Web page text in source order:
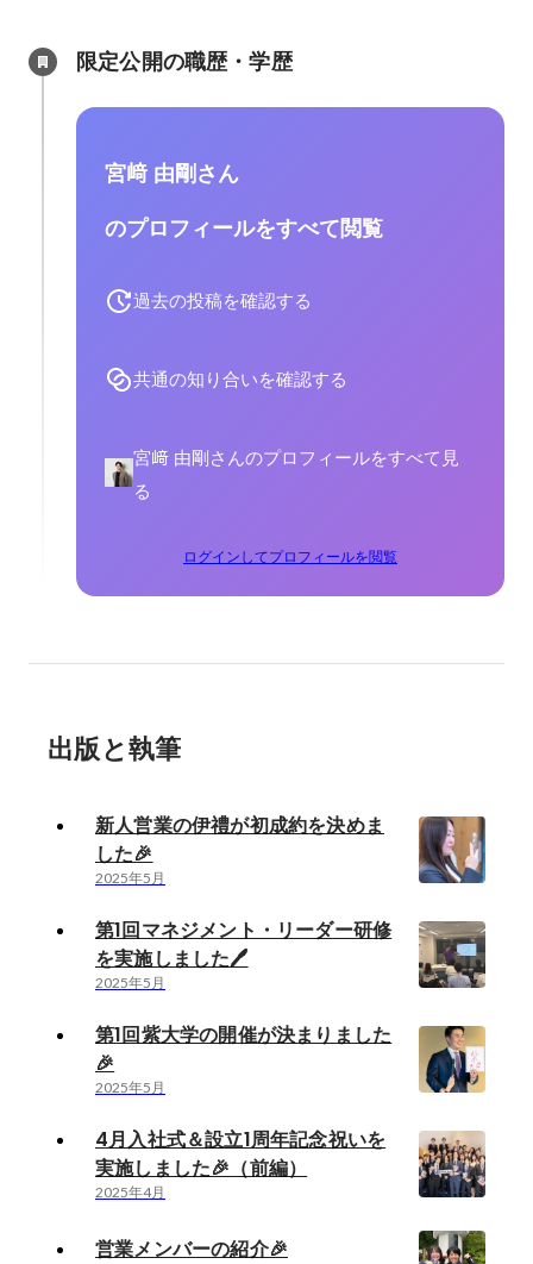
限定公開の職歴・学歴
宮﨑 由剛さん
のプロフィールをすべて閲覧
過去の投稿を確認する
共通の知り合いを確認する
宮﨑 由剛さんのプロフィールをすべて見
る
ログインしてプロフィールを閲覧
出版と執筆
新人営業の伊禮が初成約を決めま
した🎉
2025年5月
第1回マネジメント・リーダー研修
を実施しました🖊️
2025年5月
第1回紫大学の開催が決まりました
🎉
2025年5月
4月入社式＆設立1周年記念祝いを
実施しました🎉（前編）
2025年4月
営業メンバーの紹介🎉